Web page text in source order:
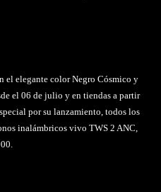
el elegante color Negro Cósmico y
el 06 de julio y en tiendas a partir
por su lanzamiento, todos los
inalámbricos vivo TWS 2 ANC,